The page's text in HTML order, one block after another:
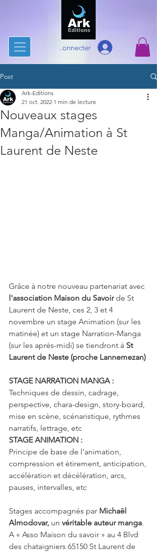
Se connecter
Post
Nouveaux stages
Manga/Animation à St
Laurent de Neste
Ark-Editions
21 oct. 2022 1 min de lecture
Grâce à notre nouveau partenariat avec
l'association Maison du Savoir de St
Laurent de Neste, ces 2, 3 et 4
novembre un stage Animation (sur les
matinée) et un stage Narration-Manga
(sur les aprés-midi) se tiendront à St
Laurent de Neste (proche Lannemezan)
STAGE NARRATION MANGA :
Techniques de dessin, cadrage,
perspective, chara-design, story-board,
mise en scène, scénaristique, rythmes
narratifs, lettrage, etc
STAGE ANIMATION :
Principe de base de l’animation,
compression et étirement, anticipation,
accélération et décélération, arcs,
pauses, intervalles, etc
Stages accompagnés par Michaël
Almodovar, un véritable auteur manga.
A « Asso Maison du savoir » au 4 Blvd
des chataigniers 65150 St Laurent de